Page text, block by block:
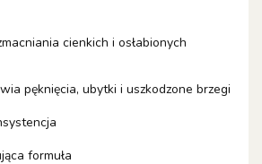
cienkich i osłabionych
pęknięcia, ubytki i uszkodzone brzegi
formuła